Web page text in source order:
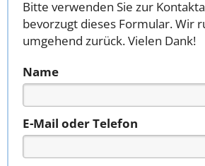
Bitte verwenden Sie zur
bevorzugt dieses Formular. Wir
umgehend zurück. Vielen Dank!
Name
E-Mail oder Telefon